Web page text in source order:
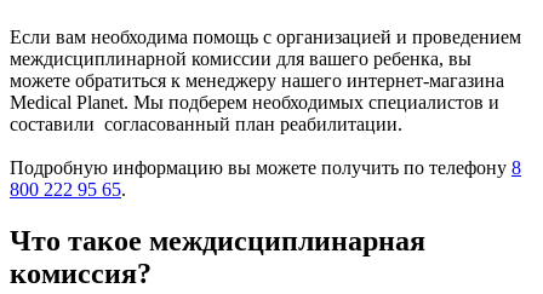
Если вам необходима помощь с организацией и проведением
междисциплинарной комиссии для вашего ребенка, вы
можете обратиться к менеджеру нашего интернет-магазина
Medical Planet. Мы подберем необходимых специалистов и
составили согласованный план реабилитации.
Подробную информацию вы можете получить по телефону 8
800 222 95 65.
Что такое междисциплинарная
комиссия?